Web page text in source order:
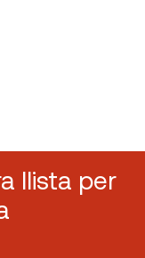
llista per